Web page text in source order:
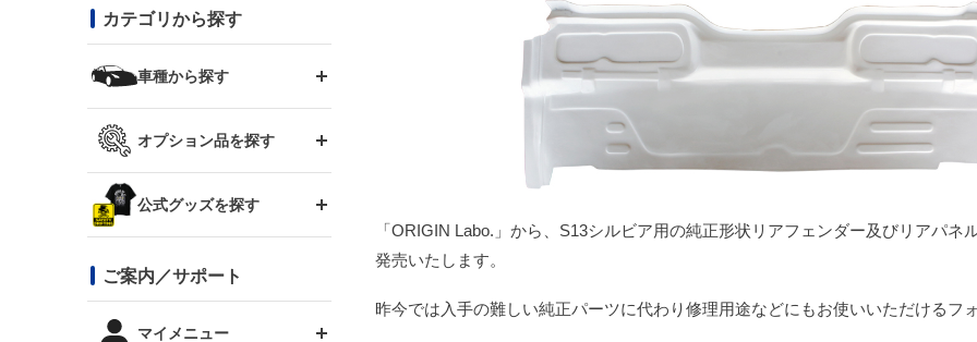
レーシングライン
アタックライン
ストリームライン
スタイリッシュライン
GTウイング
リアウイング
ルーフウイング
ボンネット
カナード
ボンネット
フェンダー
サイドパーツ
リアウイング
LUX MODEL
RUGGER MODEL
GROUND MODEL
PHANTOM LIP
DTM:exclusive
リアウイング
スムージングバンパー
ワイパーガード
内装パーツ
DAYTONA-RS
DAYTONA-RS NEO
まつど家 鉄漢
まつど家 鉄心
まつど家 鉄八
カテゴリから探す
車種から探す
トヨタ
シルビア S13
シルビア S14 前期
スズキ
RX-7
スバル
BRZ
レクサス
オプション品を探す
GTウイング用ラダー
コンバットアイ用ライト
オプションタイヤ
公式グッズを探す
ステッカー
トップス(半袖)
ご案内／サポート
マイメニュー
「ORIGIN Labo.」から、S13シルビア用の純正形状リアフェンダー及びリアパネ
発売いたします。
昨今では入手の難しい純正パーツに代わり修理用途などにもお使いいただけるフ